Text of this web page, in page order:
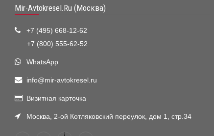
Mir-Avtokresel.Ru (Москва)
+7 (495) 668-12-62
+7 (800) 555-62-52
WhatsApp
info@mir-avtokresel.ru
Визитная карточка
Москва, 2-ой Котляковский переулок, дом 1, стр.34